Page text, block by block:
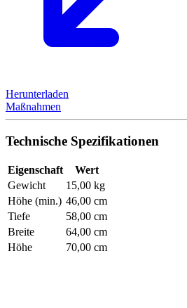
Herunterladen
Maßnahmen
Technische Spezifikationen
Eigenschaft
Wert
Gewicht
15,00 kg
Höhe (min.) 46,00 cm
Tiefe
58,00 cm
Breite
64,00 cm
Höhe
70,00 cm